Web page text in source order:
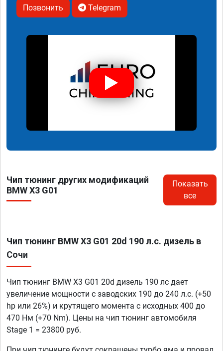
Позвонить Telegram
Чип тюнинг других модификаций
BMW X3 G01
Показать
все
Чип тюнинг BMW X3 G01 20d 190 л.с. дизель в
Сочи
Чип тюнинг BMW X3 G01 20d дизель 190 лс дает
увеличение мощности с заводских 190 до 240 л.с. (+50
hp или 26%) и крутящего момента с исходных 400 до
470 Нм (+70 Nm). Цены на чип тюнинг автомобиля
Stage 1 = 23800 руб.